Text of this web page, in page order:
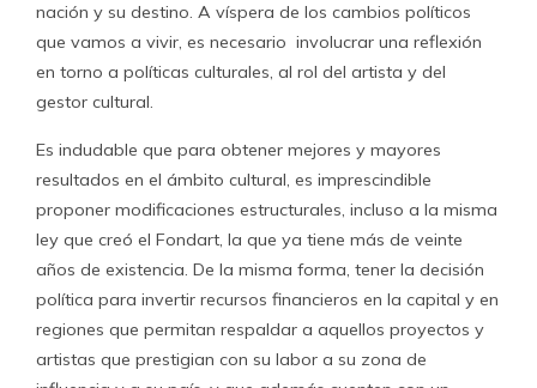
nación y su destino. A víspera de los cambios políticos
que vamos a vivir, es necesario involucrar una reflexión
en torno a políticas culturales, al rol del artista y del
gestor cultural.
Es indudable que para obtener mejores y mayores
resultados en el ámbito cultural, es imprescindible
proponer modificaciones estructurales, incluso a la misma
ley que creó el Fondart, la que ya tiene más de veinte
años de existencia. De la misma forma, tener la decisión
política para invertir recursos financieros en la capital y en
regiones que permitan respaldar a aquellos proyectos y
artistas que prestigian con su labor a su zona de